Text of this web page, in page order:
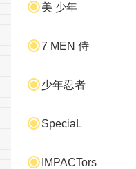
美 少年
7 MEN 侍
少年忍者
SpeciaL
IMPACTors